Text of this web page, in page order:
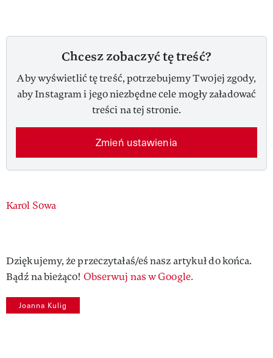
Chcesz zobaczyć tę treść?
Aby wyświetlić tę treść, potrzebujemy Twojej zgody,
aby Instagram i jego niezbędne cele mogły załadować
treści na tej stronie.
Zmień ustawienia
Authors
Karol Sowa
Dziękujemy, że przeczytałaś/eś nasz artykuł do końca.
Bądź na bieżąco! Obserwuj nas w Google.
Joanna Kulig